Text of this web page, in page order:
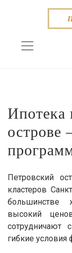
Ипотека
острове
Петровский
кластеров
большинстве
высокий
сотрудничают
гибкие условия